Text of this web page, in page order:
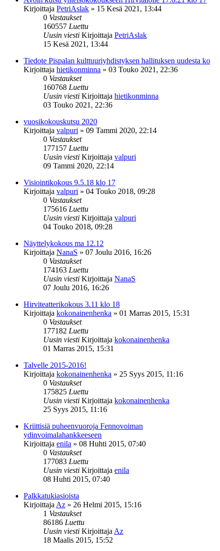
Kirjoittaja PetriAslak » 15 Kesä 2021, 13:44
0 Vastaukset
160557 Luettu
Uusin viesti Kirjoittaja PetriAslak
15 Kesä 2021, 13:44
Tiedote Pispalan kulttuuriyhdistyksen hallituksen uudesta ko
Kirjoittaja hietikonminna » 03 Touko 2021, 22:36
0 Vastaukset
160768 Luettu
Uusin viesti Kirjoittaja hietikonminna
03 Touko 2021, 22:36
vuosikokouskutsu 2020
Kirjoittaja valpuri » 09 Tammi 2020, 22:14
0 Vastaukset
177157 Luettu
Uusin viesti Kirjoittaja valpuri
09 Tammi 2020, 22:14
Visiointikokous 9.5.18 klo 17
Kirjoittaja valpuri » 04 Touko 2018, 09:28
0 Vastaukset
175616 Luettu
Uusin viesti Kirjoittaja valpuri
04 Touko 2018, 09:28
Näyttelykokous ma 12.12
Kirjoittaja NanaS » 07 Joulu 2016, 16:26
0 Vastaukset
174163 Luettu
Uusin viesti Kirjoittaja NanaS
07 Joulu 2016, 16:26
Hirviteatterikokous 3.11 klo 18
Kirjoittaja kokonainenhenka » 01 Marras 2015, 15:31
0 Vastaukset
177182 Luettu
Uusin viesti Kirjoittaja kokonainenhenka
01 Marras 2015, 15:31
Talvelle 2015-2016!
Kirjoittaja kokonainenhenka » 25 Syys 2015, 11:16
0 Vastaukset
175825 Luettu
Uusin viesti Kirjoittaja kokonainenhenka
25 Syys 2015, 11:16
Kriittisiä puheenvuoroja Fennovoiman
ydinvoimalahankkeeseen
Kirjoittaja enila » 08 Huhti 2015, 07:40
0 Vastaukset
177083 Luettu
Uusin viesti Kirjoittaja enila
08 Huhti 2015, 07:40
Palkkatukiasioista
Kirjoittaja Az » 26 Helmi 2015, 15:16
1 Vastaukset
86186 Luettu
Uusin viesti Kirjoittaja Az
18 Maalis 2015, 15:52